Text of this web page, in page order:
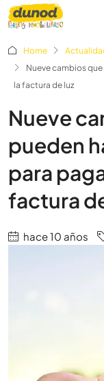
Home
Nueve cambios
la factura de luz
Nueve
pueden
para
factura
hace 10 años